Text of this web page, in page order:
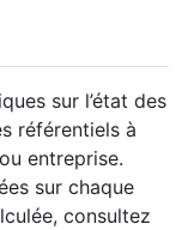
sur l’état des
référentiels à
entreprise.
sur chaque
consultez